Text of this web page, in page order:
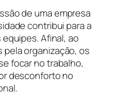
de uma empresa
contribui para a
Afinal, ao
pela organização, os
focar no trabalho,
desconforto no